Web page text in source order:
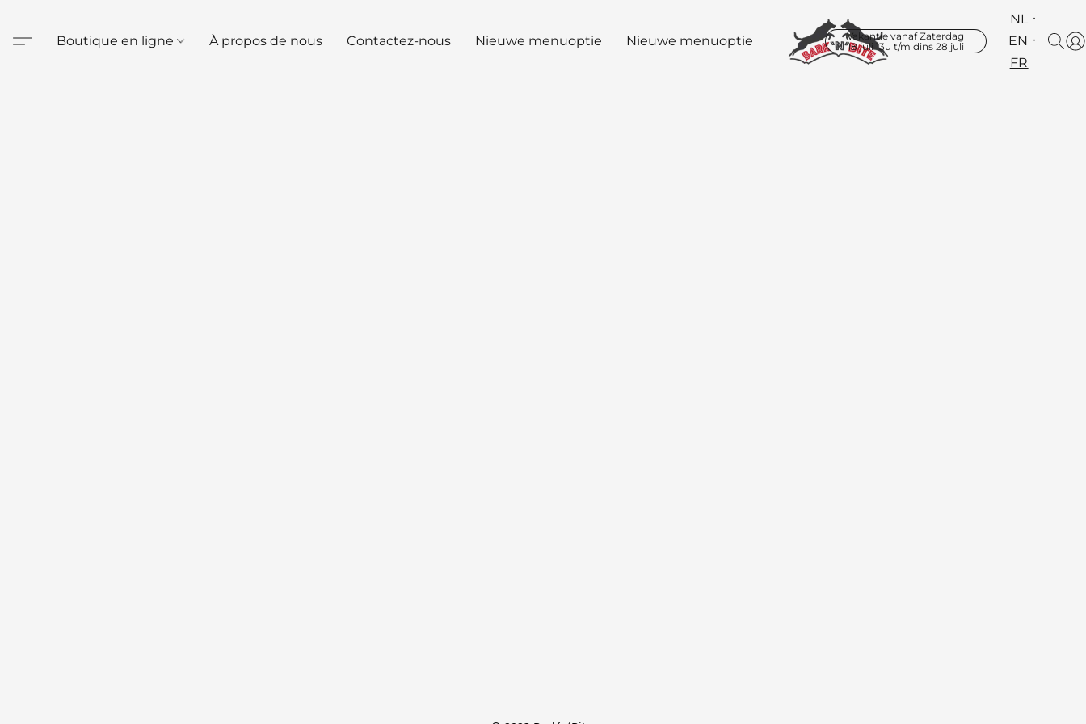
Boutique en ligne À propos de nous Contactez-nous Nieuwe menuoptie Nieuwe menuoptie
Vakantie vanaf Zaterdag
18 juli 13u t/m dins 28 juli
NL
EN
FR